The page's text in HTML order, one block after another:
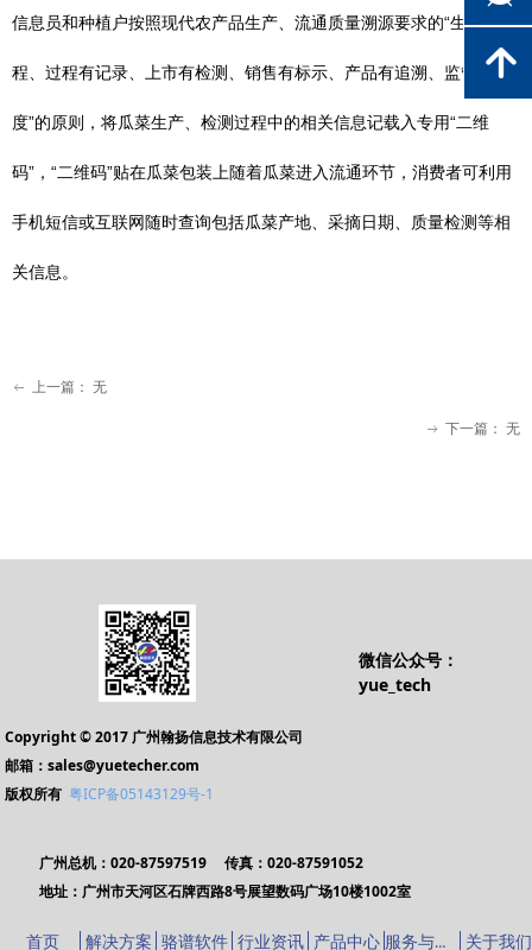
信息员和种植户按照现代农产品生产、流通质量溯源要求的“生产有规
程、过程有记录、上市有检测、销售有标示、产品有追溯、监管有制
度”的原则，将瓜菜生产、检测过程中的相关信息记载入专用“二维
码”，“二维码”贴在瓜菜包装上随着瓜菜进入流通环节，消费者可利用
手机短信或互联网随时查询包括瓜菜产地、采摘日期、质量检测等相
关信息。
ꂃ 上一篇： 无
ꁹ 下一篇： 无
微信公众号：
yue_tech
Copyright © 2017 广州翰扬信息技术有限公司
邮箱：sales@yuetecher.com
版权所有 粤ICP备05143129号-1
广州总机：020-87597519 传真：020-87591052
地址：广州市天河区石牌西路8号展望数码广场10楼1002室
首页 解决方案 骆谱软件 行业资讯 产品中心 服务与支持 关于我们
녕